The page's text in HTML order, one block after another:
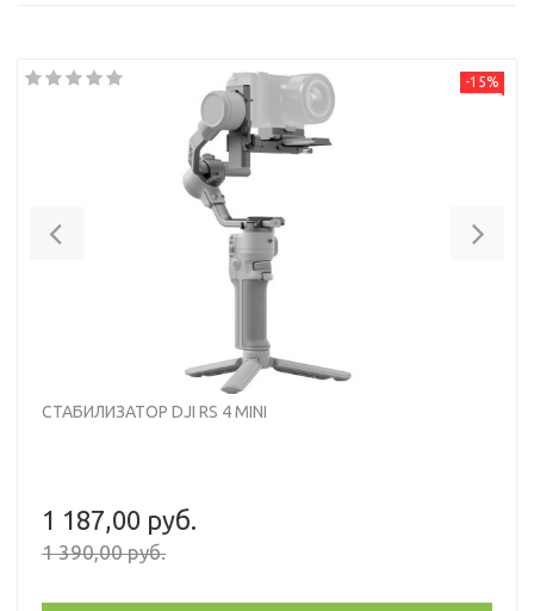
-15%
СТАБИЛИЗАТОР DJI RS 4 MINI
1 187,00 руб.
1 390,00 руб.